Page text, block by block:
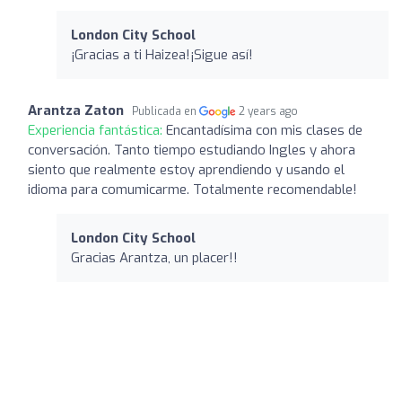
London City School
¡Gracias a ti Haizea!¡Sigue así!
Arantza Zaton Publicada en 2 years ago
Experiencia fantástica: Encantadísima con mis clases de
conversación. Tanto tiempo estudiando Ingles y ahora
siento que realmente estoy aprendiendo y usando el
idioma para comumicarme. Totalmente recomendable!
London City School
Gracias Arantza, un placer!!